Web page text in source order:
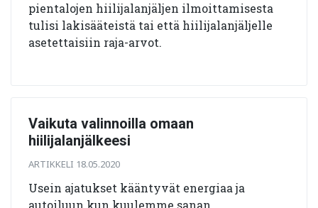
pientalojen hiilijalanjäljen ilmoittamisesta
tulisi lakisääteistä tai että hiilijalanjäljelle
asetettaisiin raja-arvot.
Vaikuta valinnoilla omaan
hiilijalanjälkeesi
ARTIKKELI 18.05.2020
Usein ajatukset kääntyvät energiaa ja
autoiluun kun kuulemme sanan